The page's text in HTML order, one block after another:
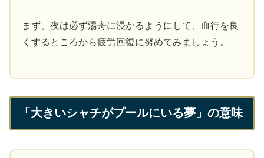
まず、夜は必ず湯舟に浸かるようにして、血行を良
くするところから疲労回復に努めてみましょう。
「大きいシャチがプールにいる夢」の意味